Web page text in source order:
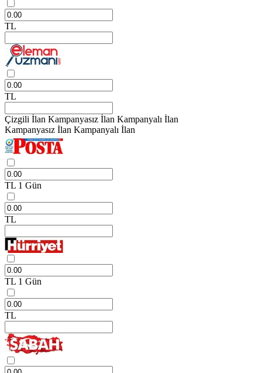
TL
TL
Çizgili İlan Kampanyasız İlan Kampanyalı İlan
Kampanyasız İlan Kampanyalı İlan
TL 1 Gün
TL
TL 1 Gün
TL